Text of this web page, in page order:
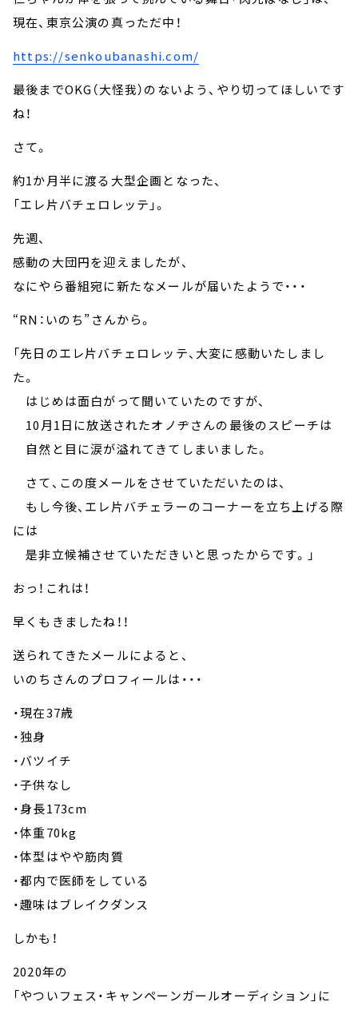
現在、東京公演の真っただ中！
https://senkoubanashi.com/
最後までOKG（大怪我）のないよう、やり切ってほしいです
ね！
さて。
約1か月半に渡る大型企画となった、
「エレ片バチェロレッテ」。
先週、
感動の大団円を迎えましたが、
なにやら番組宛に新たなメールが届いたようで・・・
“RN：いのち”さんから。
「先日のエレ片バチェロレッテ、大変に感動いたしまし
た。
はじめは面白がって聞いていたのですが、
10月1日に放送されたオノヂさんの最後のスピーチは
自然と目に涙が溢れてきてしまいました。
さて、この度メールをさせていただいたのは、
もし今後、エレ片バチェラーのコーナーを立ち上げる際
には
是非立候補させていただきいと思ったからです。」
おっ！これは！
早くもきましたね！！
送られてきたメールによると、
いのちさんのプロフィールは・・・
・現在37歳
・独身
・バツイチ
・子供なし
・身長173cm
・体重70kg
・体型はやや筋肉質
・都内で医師をしている
・趣味はブレイクダンス
しかも！
2020年の
「やついフェス・キャンペーンガールオーディション」に